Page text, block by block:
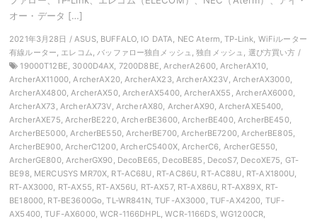
オー・データ […]
2021年3月28日 / ASUS, BUFFALO, IO DATA, NEC Aterm, TP-Link, WiFiルーター
有線ルーター, エレコム, バッファロー独自メッシュ, 独自メッシュ, 選び方買い方 /
19000T12BE, 3000D4AX, 7200D8BE, ArcherA2600, ArcherAX10,
ArcherAX11000, ArcherAX20, ArcherAX23, ArcherAX23V, ArcherAX3000,
ArcherAX4800, ArcherAX50, ArcherAX5400, ArcherAX55, ArcherAX6000,
ArcherAX73, ArcherAX73V, ArcherAX80, ArcherAX90, ArcherAXE5400,
ArcherAXE75, ArcherBE220, ArcherBE3600, ArcherBE400, ArcherBE450,
ArcherBE5000, ArcherBE550, ArcherBE700, ArcherBE7200, ArcherBE805,
ArcherBE900, ArcherC1200, ArcherC5400X, ArcherC6, ArcherGE550,
ArcherGE800, ArcherGX90, DecoBE65, DecoBE85, DecoS7, DecoXE75, GT-
BE98, MERCUSYS MR70X, RT-AC68U, RT-AC86U, RT-AC88U, RT-AX1800U,
RT-AX3000, RT-AX55, RT-AX56U, RT-AX57, RT-AX86U, RT-AX89X, RT-
BE18000, RT-BE3600Go, TL-WR841N, TUF-AX3000, TUF-AX4200, TUF-
AX5400, TUF-AX6000, WCR-1166DHPL, WCR-1166DS, WG1200CR,